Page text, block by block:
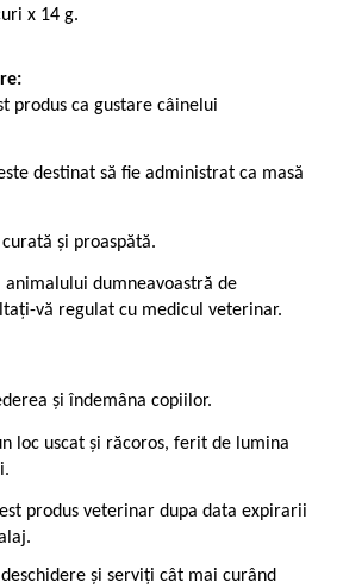
x 14 g.
produs ca gustare câinelui
destinat să fie administrat ca masă
și proaspătă.
animalului dumneavoastră de
vă regulat cu medicul veterinar.
și îndemâna copiilor.
loc uscat și răcoros, ferit de lumina
produs veterinar dupa data expirarii
și serviți cât mai curând